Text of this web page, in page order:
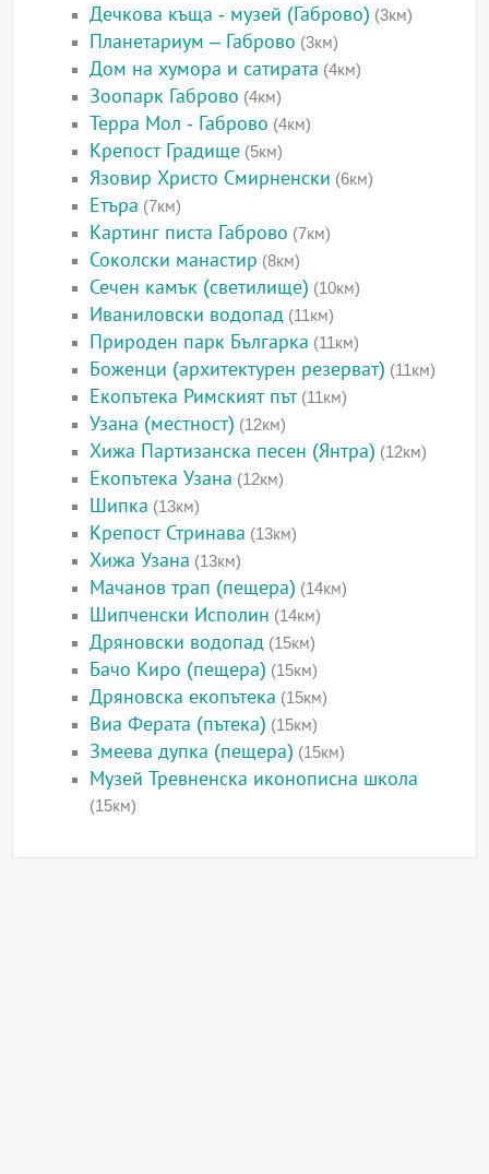
Дечкова къща - музей (Габрово) (3км)
Планетариум – Габрово (3км)
Дом на хумора и сатирата (4км)
Зоопарк Габрово (4км)
Терра Мол - Габрово (4км)
Крепост Градище (5км)
Язовир Христо Смирненски (6км)
Етъра (7км)
Картинг писта Габрово (7км)
Соколски манастир (8км)
Сечен камък (светилище) (10км)
Иваниловски водопад (11км)
Природен парк Българка (11км)
Боженци (архитектурен резерват) (11км)
Екопътека Римският път(11км)
Узана (местност) (12км)
Хижа Партизанска песен (Янтра) (12км)
Екопътека Узана (12км)
Шипка (13км)
Крепост Стринава (13км)
Хижа Узана (13км)
Мачанов трап (пещера) (14км)
Шипченски Исполин (14км)
Дряновски водопад (15км)
Бачо Киро (пещера) (15км)
Дряновска екопътека (15км)
Виа Ферата (пътека) (15км)
Змеева дупка (пещера) (15км)
Музей Тревненска иконописна школа
(15км)